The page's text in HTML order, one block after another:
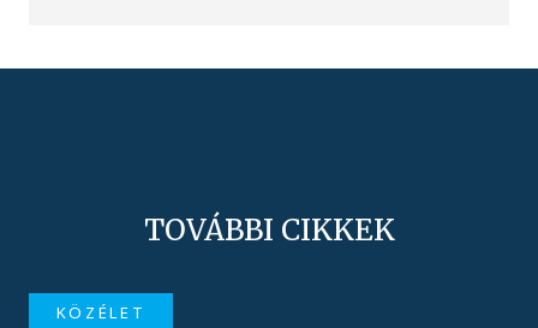
TOVÁBBI CIKKEK
KÖZÉLET